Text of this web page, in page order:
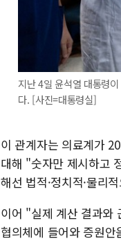
지난 4일 윤석열 대통령
다. [사진=대통령실]
이 관계자는 의료계가
대해 "숫자만 제시하고
해선 법적·정치적·물리
이어 "실제 계산 결과와
협의체에 들어와 증원